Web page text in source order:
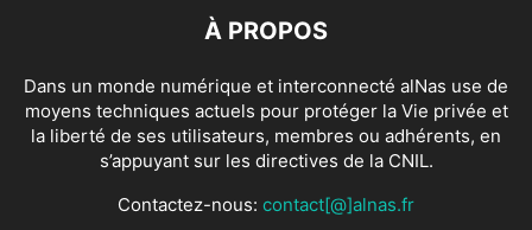
À PROPOS
Dans un monde numérique et interconnecté alNas use de
moyens techniques actuels pour protéger la Vie privée et
la liberté de ses utilisateurs, membres ou adhérents, en
s’appuyant sur les directives de la CNIL.
Contactez-nous: contact[@]alnas.fr